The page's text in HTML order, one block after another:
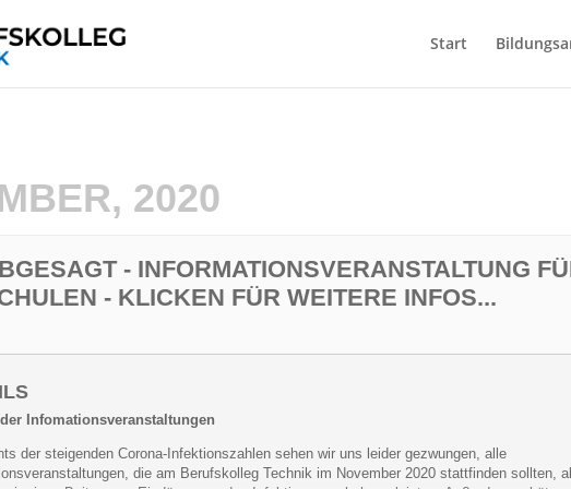
Start
2020
- INFORMATIONSVERANSTALTUNG
- KLICKEN FÜR WEITERE INFOS...
Infomationsveranstaltungen
der steigenden Corona-Infektionszahlen sehen wir uns leider gezwungen, alle
die am Berufskolleg Technik im November 2020 stattfinden sollten,